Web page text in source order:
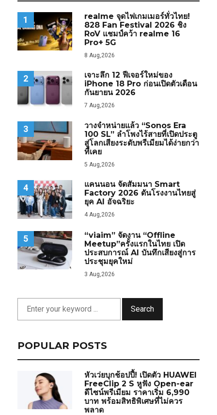
1
realme จุดไฟเกมเมอร์ทั่วไทย!
828 Fan Festival 2026 ชิง
RoV แชมป์คว้า realme 16
Pro+ 5G
8 Aug,2026
2
เจาะลึก 12 ฟีเจอร์ใหม่ของ
iPhone 18 Pro ก่อนเปิดตัวเดือน
กันยายน 2026
7 Aug,2026
3
วางจำหน่ายแล้ว “Sonos Era
100 SL” ลำโพงไร้สายที่เปิดประตู
สู่โลกเสียงระดับพรีเมียมได้ง่ายกว่า
ที่เคย
5 Aug,2026
4
แคนนอน จัดสัมมนา Smart
Factory 2026 ดันโรงงานไทยสู่
ยุค AI อัจฉริยะ
4 Aug,2026
5
“viaim” จัดงาน “Offline
Meetup”ครั้งแรกในไทย เปิด
ประสบการณ์ AI บันทึกเสียงสู่การ
ประชุมยุคใหม่
3 Aug,2026
Search
POPULAR POSTS
หัวเว่ยบุกช้อปปี้! เปิดตัว HUAWEI
FreeClip 2 S หูฟัง Open-ear
ดีไซน์พรีเมียม ราคาเริ่ม 6,990
บาท พร้อมสิทธิพิเศษที่ไม่ควร
พลาด